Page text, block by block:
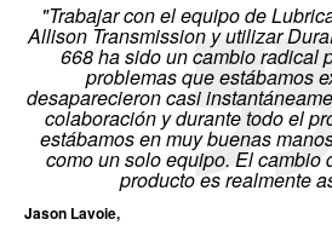
"Trabajar con el equipo de
Allison Transmission y utilizar
668 ha sido un cambio radical
problemas que estábamos
desaparecieron casi
colaboración y durante todo el
estábamos en muy buenas
como un solo equipo. El cambio
producto es realmente
Jason Lavoie,